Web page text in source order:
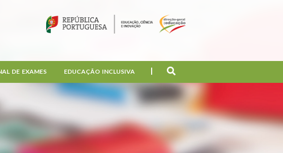
DE EXAMES EDUCAÇÃO INCLUSIVA